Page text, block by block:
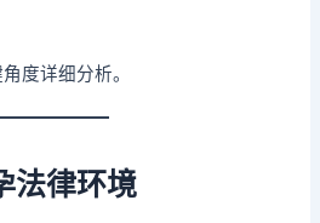
度详细分析。
法律环境